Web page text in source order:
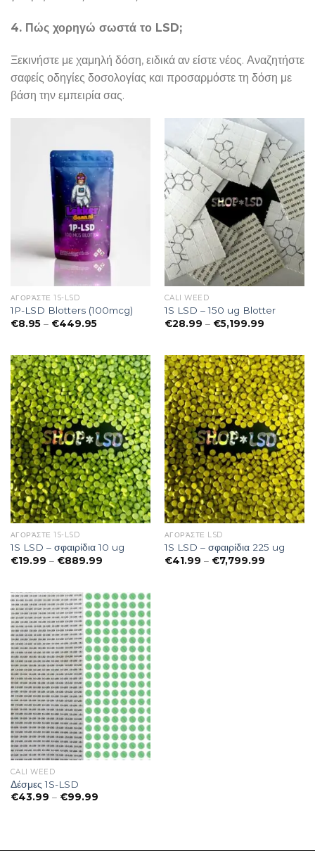
4. Πώς χορηγώ σωστά το LSD;
Ξεκινήστε με χαμηλή δόση, ειδικά αν είστε νέος. Αναζητήστε
σαφείς οδηγίες δοσολογίας και προσαρμόστε τη δόση με
βάση την εμπειρία σας.
ΑΓΟΡΆΣΤΕ 1S-LSD
1P-LSD Blotters (100mcg)
€8.95 – €449.95Preisspanne:
CALI WEED
1S LSD – 150 ug Blotter
€28.99 – €5,199.99
ΑΓΟΡΆΣΤΕ 1S-LSD
1S LSD – σφαιρίδια 10 ug
€19.99 – €889.99Preisspanne:
ΑΓΟΡΆΣΤΕ LSD
1S LSD – σφαιρίδια 225 ug
€41.99 – €7,799.99
CALI WEED
Δέσμες 1S-LSD
€43.99 – €99.99Preisspanne: